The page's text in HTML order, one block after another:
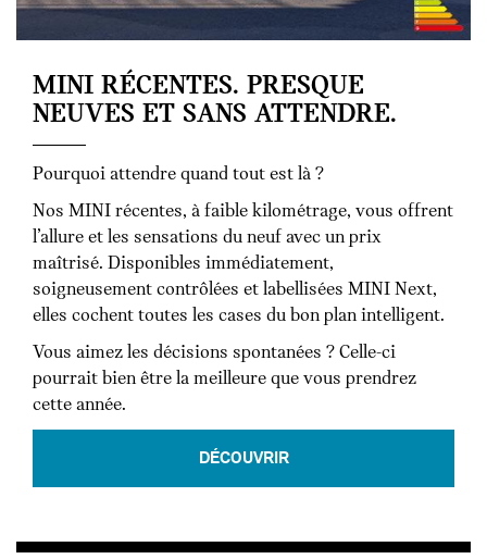
MINI RÉCENTES. PRESQUE
NEUVES ET SANS ATTENDRE.
Pourquoi attendre quand tout est là ?
Nos MINI récentes, à faible kilométrage, vous offrent
l’allure et les sensations du neuf avec un prix
maîtrisé. Disponibles immédiatement,
soigneusement contrôlées et labellisées MINI Next,
elles cochent toutes les cases du bon plan intelligent.
Vous aimez les décisions spontanées ? Celle-ci
pourrait bien être la meilleure que vous prendrez
cette année.
DÉCOUVRIR